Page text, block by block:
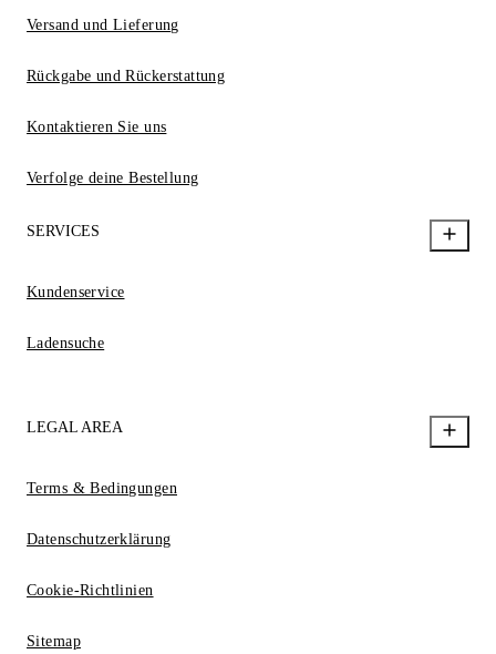
Versand und Lieferung
Rückgabe und Rückerstattung
Kontaktieren Sie uns
Verfolge deine Bestellung
SERVICES
Kundenservice
Ladensuche
LEGAL AREA
Terms & Bedingungen
Datenschutzerklärung
Cookie-Richtlinien
Sitemap